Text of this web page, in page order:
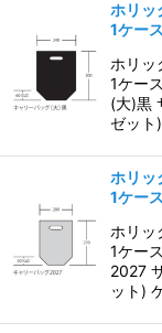
ホリッ
1ケー
ホリッ
1ケー
(大)黒
ゼッ
ホリッ
1ケー
ホリッ
1ケー
2027
ット)